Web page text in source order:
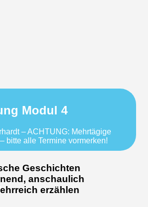
Modul 4
– ACHTUNG: Mehrtägige
bitte alle Termine vormerken!
Geschichten
anschaulich
erzählen